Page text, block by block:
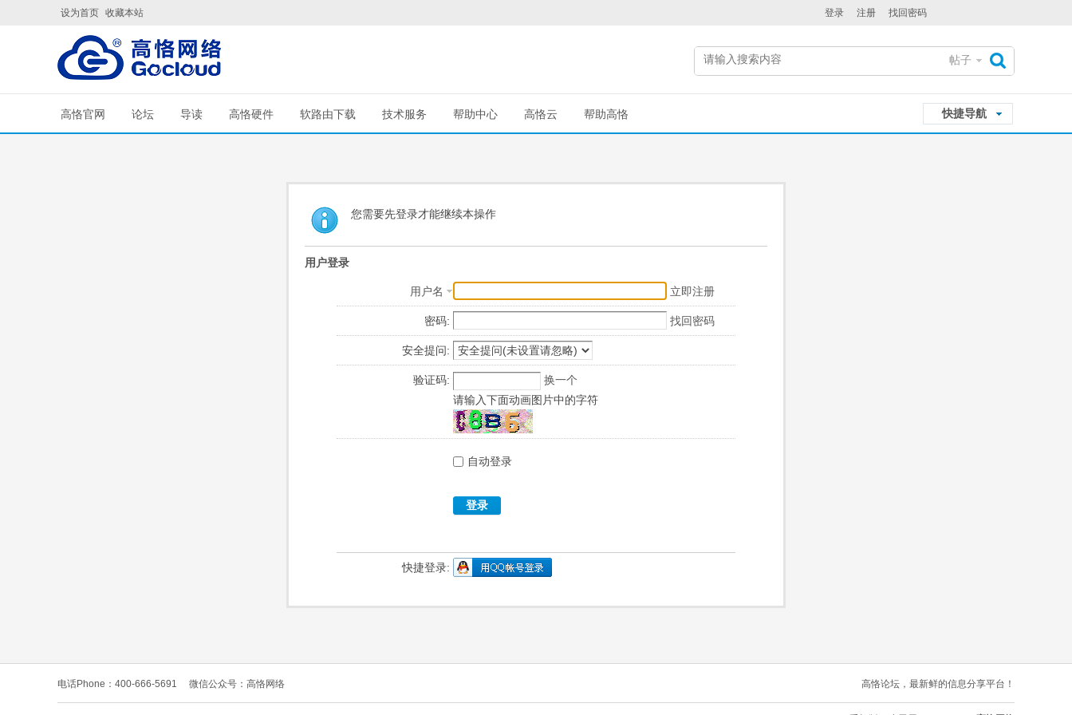
设为首页 收藏本站 登录 注册 找回密码
帖子
快捷导航
高恪官网 论坛 导读 高恪硬件 软路由下载 技术服务 帮助中心 高恪云 帮助高恪
您需要先登录才能继续本操作
用户登录
用户名 立即注册
密码: 找回密码
安全提问:
验证码:
换一个
请输入下面动画图片中的字符
自动登录
登录
快捷登录:
电话Phone：400-666-5691 微信公众号：高恪网络 高恪论坛，最新鲜的信息分享平台！